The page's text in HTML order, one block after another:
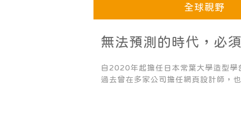
全球視野
無法預測的時代，必
困境的生存力
自2020年起擔任日本常葉大學造型學
過去曾在多家公司擔任網頁設計師，
更獲得Good Design Award、Kids